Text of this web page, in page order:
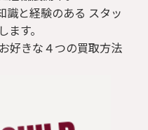
識と経験のある スタッ
ます。
好きな４つの買取方法